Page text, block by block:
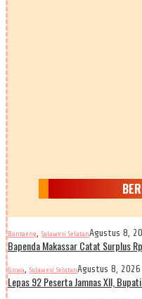
Bantaeng, Sulawesi SelatanAgustus 8,
Bapenda Makassar Catat Surplus
Gowa, Sulawesi SelatanAgustus 8, 2026
Lepas 92 Peserta Jamnas XII, Bupati